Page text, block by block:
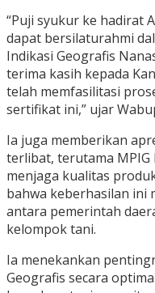
“Puji syukur ke hadirat
dapat bersilaturahmi
Indikasi Geografis
terima kasih kepada
telah memfasilitasi
sertifikat ini,” ujar
Ia juga memberikan
terlibat, terutama
menjaga kualitas
bahwa keberhasilan ini
antara pemerintah
kelompok tani.
Ia menekankan
Geografis secara